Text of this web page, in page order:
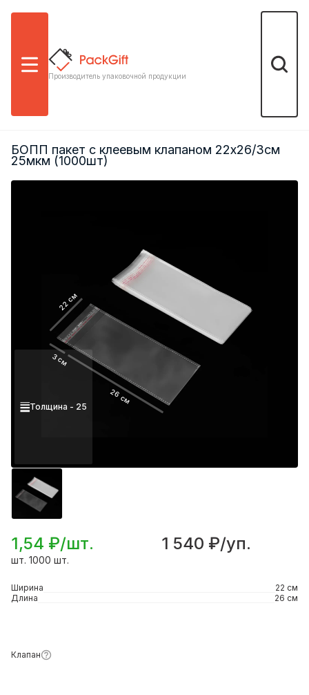
Меню
Производитель упаковочной продукции
Поиск
22 см
3 см
26 см
Толщина - 25
БОПП пакет с клеевым клапаном 22х26/3см
25мкм (1000шт)
1,54 ₽/шт. 1 540 ₽/уп.
шт. 1000 шт.
Ширина
22 см
Длина
26 см
Клапан